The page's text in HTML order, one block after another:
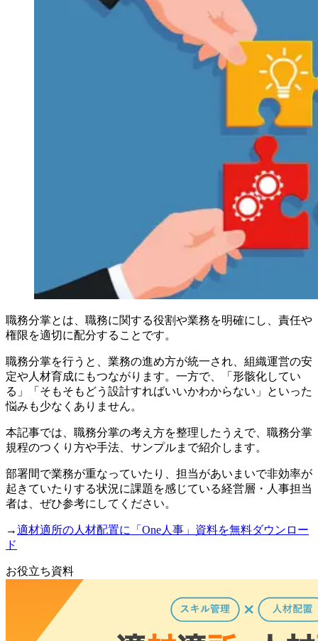
職務分掌とは、職務に関する役割や業務を明確にし、責任や
権限を適切に配分することです。
職務分掌を行うと、業務の進め方が統一され、組織運営の安
定や人材育成にもつながります。一方で、「形骸化してい
る」「そもそもどう設計すればいいかわからない」といった
悩みも少なくありません。
本記事では、職務分掌の考え方を整理したうえで、職務分掌
規程のつくり方や手法、サンプルまで紹介します。
部署間で業務が重なっていたり、担当があいまいで非効率が
起きていたりする状況に課題を感じている経営層・人事担当
者は、ぜひ参考にしてください。
→適材適所の人材配置に「One人事」資料を無料ダウンロー
ド
お役立ち資料